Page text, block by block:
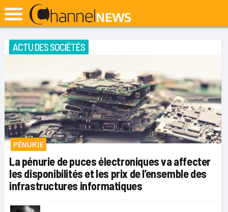
ACTU DES SOCIÉTÉS
PÉNURIE
La pénurie de puces électroniques va affecter
les disponibilités et les prix de l’ensemble des
infrastructures informatiques